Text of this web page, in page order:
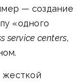
— создание
«одного
service centers,
жесткой